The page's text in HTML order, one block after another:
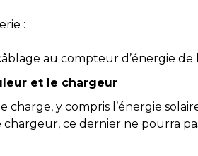
:
au compteur d’énergie de
et le chargeur
charge, y compris l’énergie
ce dernier ne pourra